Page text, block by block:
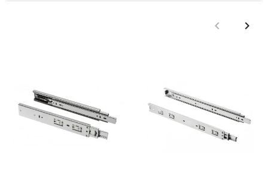
Poprzedni
keyboard_arrow_left keyboard_arrow_right